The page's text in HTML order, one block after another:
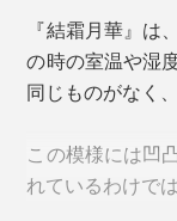
『結霜月華』は
の時の室温や湿
同じものがなく
この模様には凹
れているわけで